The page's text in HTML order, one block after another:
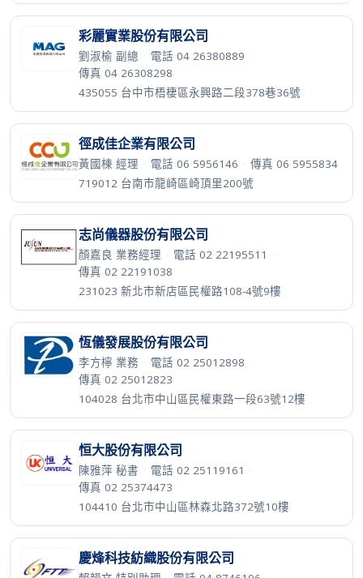
彩麗實業股份有限公司
劉淑榆 副總 · 電話 04 26380889 ·
傳真 04 26308298
435055 台中市梧棲區永興路二段378巷36號
徑成佳企業有限公司
黃國棟 經理 · 電話 06 5956146 · 傳真 06 5955834
719012 台南市龍崎區崎頂里200號
志尚儀器股份有限公司
顏嘉良 業務經理 · 電話 02 22195511 ·
傳真 02 22191038
231023 新北市新店區民權路108-4號9樓
恆儀發展股份有限公司
李方檸 業務 · 電話 02 25012898 ·
傳真 02 25012823
104028 台北市中山區民權東路一段63號12樓
恒大股份有限公司
陳雅萍 秘書 · 電話 02 25119161 ·
傳真 02 25374473
104410 台北市中山區林森北路372號10樓
慶烽科技紡織股份有限公司